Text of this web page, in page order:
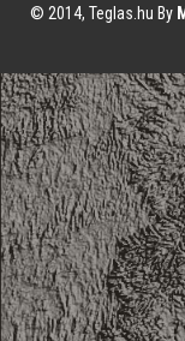
© 2014, Teglas.hu By